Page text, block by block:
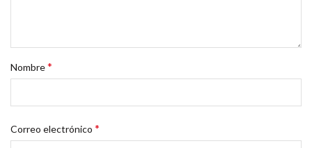
Nombre*
Correo electrónico *